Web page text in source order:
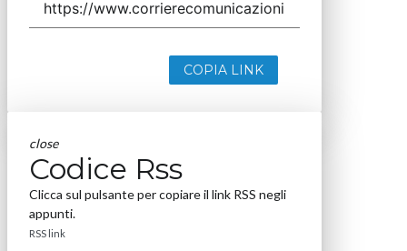
COPIA LINK
close
Codice Rss
Clicca sul pulsante per copiare il link RSS negli
appunti.
RSS link